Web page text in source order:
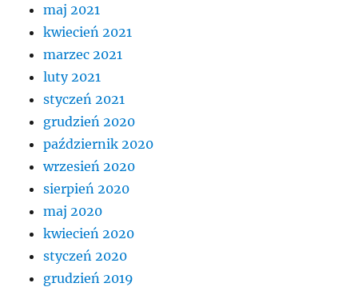
maj 2021
kwiecień 2021
marzec 2021
luty 2021
styczeń 2021
grudzień 2020
październik 2020
wrzesień 2020
sierpień 2020
maj 2020
kwiecień 2020
styczeń 2020
grudzień 2019